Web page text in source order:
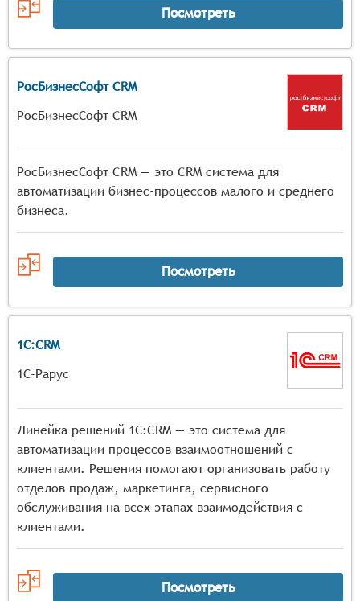
Посмотреть
РосБизнеcСофт CRM
РосБизнесСофт CRM
РосБизнеcСофт CRM — это CRM система для
автоматизации бизнес-процессов малого и среднего
бизнеса.
Посмотреть
1С:CRM
1С-Рарус
Линейка решений 1С:CRM — это система для
автоматизации процессов взаимоотношений с
клиентами. Решения помогают организовать работу
отделов продаж, маркетинга, сервисного
обслуживания на всех этапах взаимодействия с
клиентами.
Посмотреть